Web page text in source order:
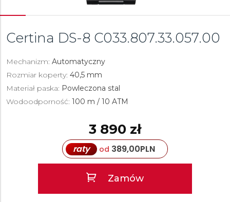
Certina DS-8 C033.807.33.057.00
Mechanizm: Automatyczny
Rozmiar koperty: 40,5 mm
Materiał paska: Powleczona stal
Wodoodporność: 100 m / 10 ATM
3 890 zł
raty od 389,00PLN
Zamów